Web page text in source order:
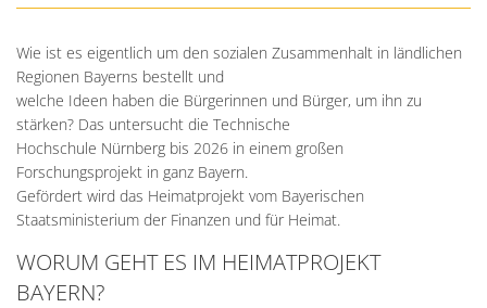
Wie ist es eigentlich um den sozialen Zusammenhalt in ländlichen
Regionen Bayerns bestellt und
welche Ideen haben die Bürgerinnen und Bürger, um ihn zu
stärken? Das untersucht die Technische
Hochschule Nürnberg bis 2026 in einem großen
Forschungsprojekt in ganz Bayern.
Gefördert wird das Heimatprojekt vom Bayerischen
Staatsministerium der Finanzen und für Heimat.
WORUM GEHT ES IM HEIMATPROJEKT
BAYERN?